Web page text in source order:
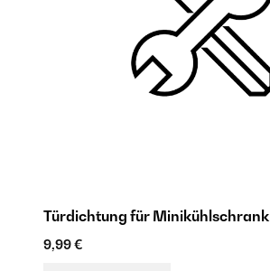
Türdichtung für Minikühlschrank
9,99 €